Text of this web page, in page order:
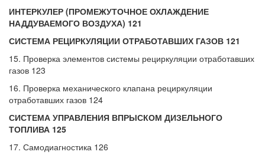
ИНТЕРКУЛЕР (ПРОМЕЖУТОЧНОЕ ОХЛАЖДЕНИЕ
НАДДУВАЕМОГО ВОЗДУХА) 121
СИСТЕМА РЕЦИРКУЛЯЦИИ ОТРАБОТАВШИХ ГАЗОВ 121
15. Проверка элементов системы рециркуляции отработавших
газов 123
16. Проверка механического клапана рециркуляции
отработавших газов 124
СИСТЕМА УПРАВЛЕНИЯ ВПРЫСКОМ ДИЗЕЛЬНОГО
ТОПЛИВА 125
17. Самодиагностика 126